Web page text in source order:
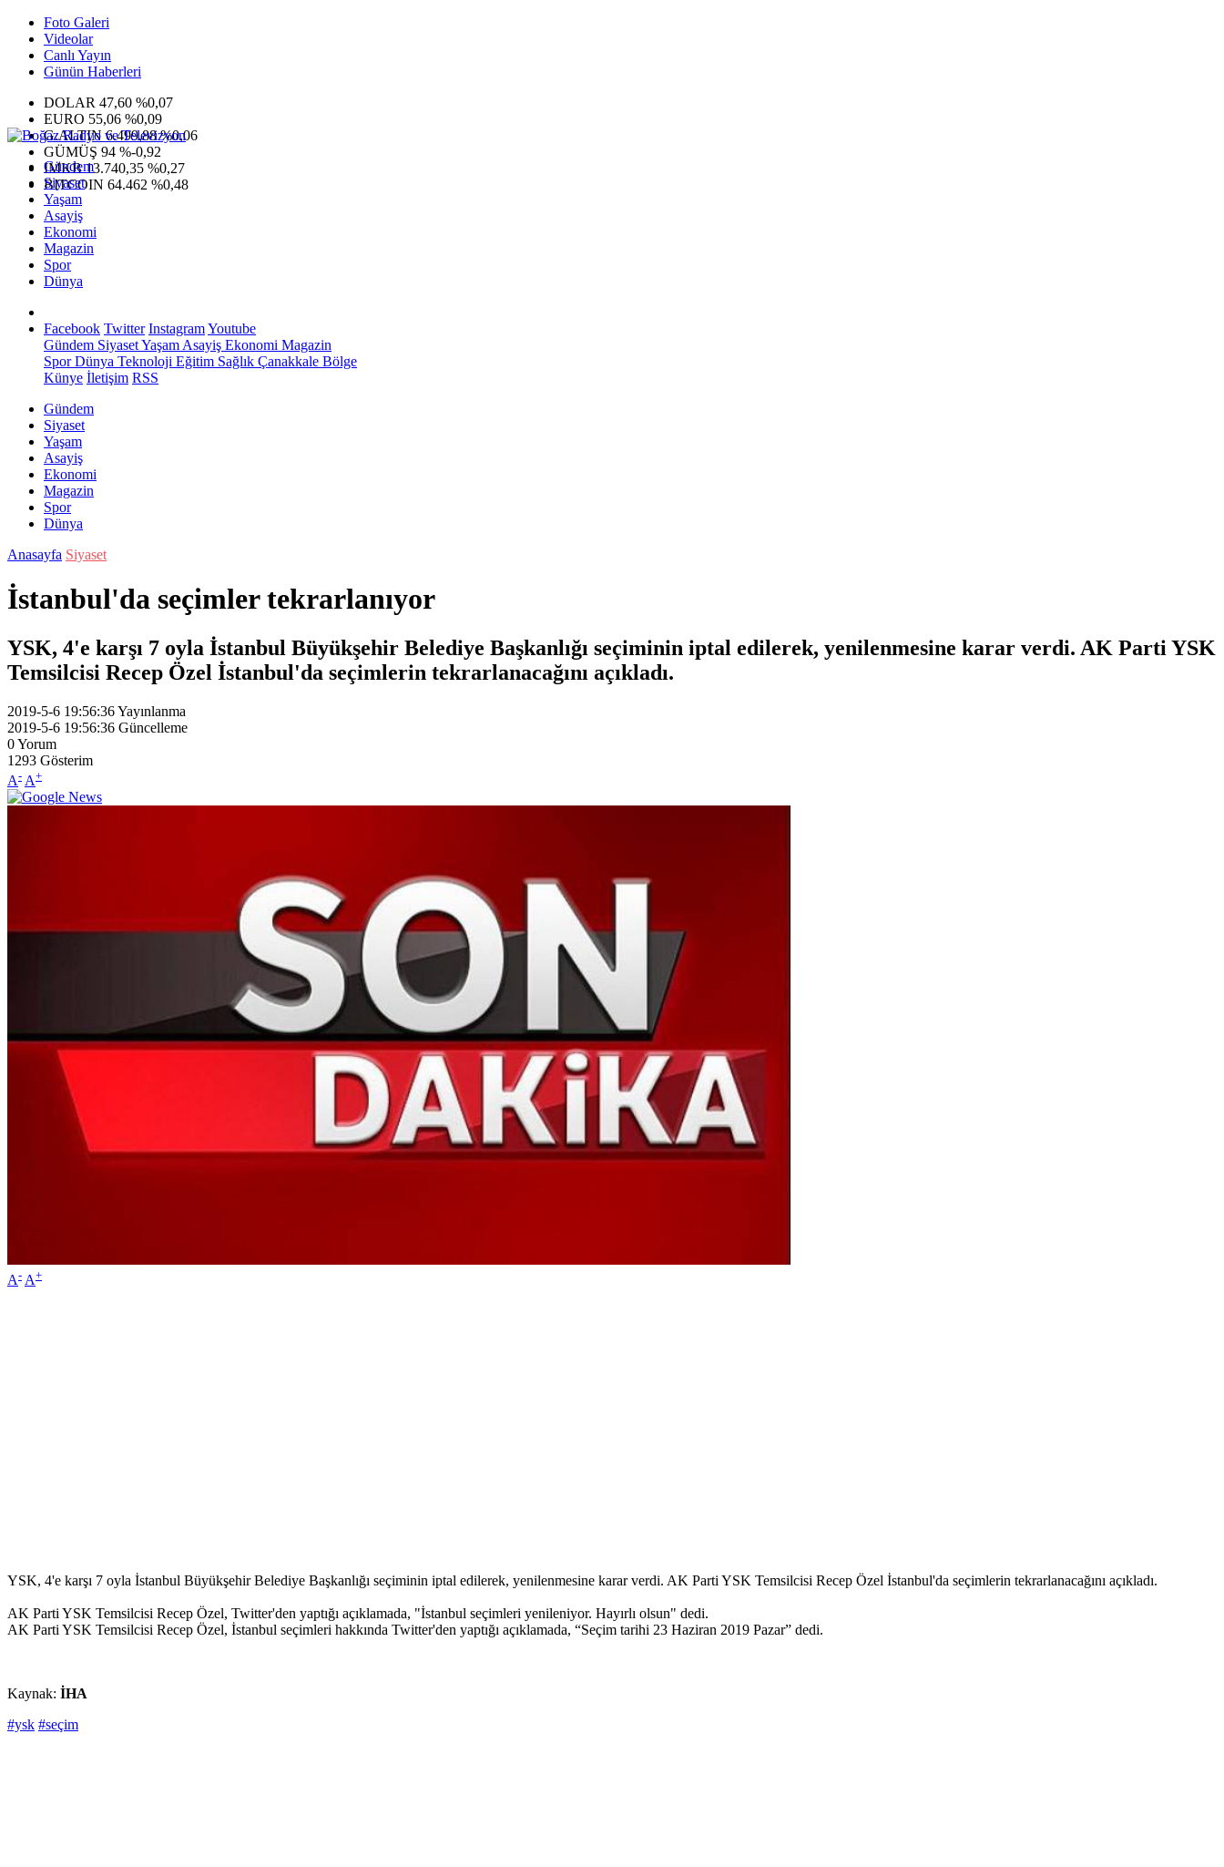
Foto Galeri
Videolar
Canlı Yayın
Günün Haberleri
DOLAR 47,60 %0,07
EURO 55,06 %0,09
G.ALTIN6.499,88 %0,06
GÜMÜŞ 94 %-0,92
IMKB13.740,35 %0,27
BITCOIN 64.462 %0,48
Gündem
Siyaset
Yaşam
Asayiş
Ekonomi
Magazin
Spor
Dünya
Facebook Twitter InstagramYoutube
Gündem SiyasetYaşam Asayiş Ekonomi Magazin
SporDünya Teknoloji Eğitim Sağlık Çanakkale Bölge
Künye İletişim RSS
Gündem
Siyaset
Yaşam
Asayiş
Ekonomi
Magazin
Spor
Dünya
Anasayfa Siyaset
İstanbul'da seçimler tekrarlanıyor
YSK, 4'e karşı 7 oyla İstanbul Büyükşehir Belediye Başkanlığı seçiminin iptal edilerek, yenilenmesine karar verdi. AK Parti YSK
Temsilcisi Recep Özel İstanbul'da seçimlerin tekrarlanacağını açıkladı.
2019-5-6 19:56:36Yayınlanma
2019-5-6 19:56:36 Güncelleme
0Yorum
1293 Gösterim
A- A+
A- A+
YSK, 4'e karşı 7 oyla İstanbul Büyükşehir Belediye Başkanlığı seçiminin iptal edilerek, yenilenmesine karar verdi. AK Parti YSK Temsilcisi Recep Özel İstanbul'da seçimlerin tekrarlanacağını açıkladı.
AK Parti YSK Temsilcisi Recep Özel, Twitter'den yaptığı açıklamada, "İstanbul seçimleri yenileniyor. Hayırlı olsun" dedi.
AK Parti YSK Temsilcisi Recep Özel, İstanbul seçimleri hakkında Twitter'den yaptığı açıklamada, “Seçim tarihi 23 Haziran 2019 Pazar” dedi.
Kaynak: İHA
#ysk #seçim